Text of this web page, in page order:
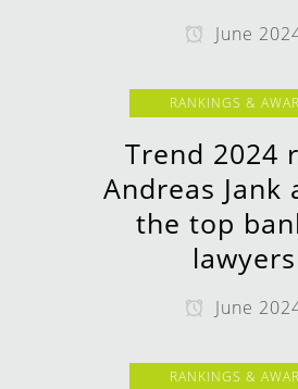
June
RANKINGS &
Trend 2024
Andreas Jank
the top
lawyers
June
RANKINGS &